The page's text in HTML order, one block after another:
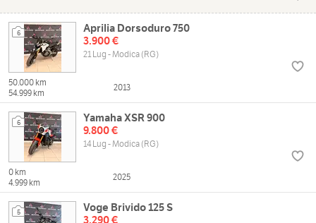
6
Aprilia Dorsoduro 750
3.900 €
21 Lug - Modica (RG)
50.000 km
54.999 km
2013
6
Yamaha XSR 900
9.800 €
14 Lug - Modica (RG)
0 km
4.999 km
2025
5
Voge Brivido 125 S
3.290 €